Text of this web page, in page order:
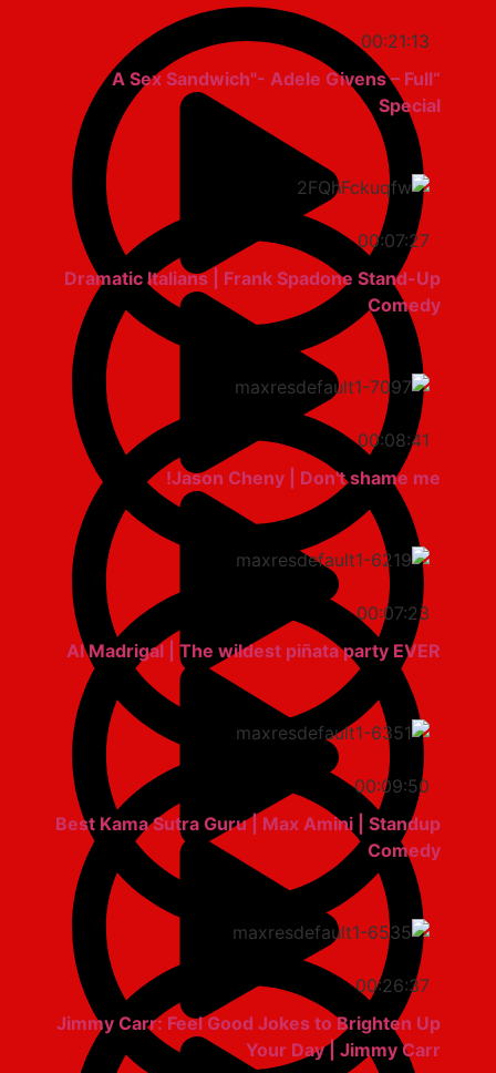
00:21:13
“A Sex Sandwich"- Adele Givens – Full
Special
00:07:27
Dramatic Italians | Frank Spadone Stand-Up
Comedy
00:08:41
Jason Cheny | Don't shame me!
00:07:23
Al Madrigal | The wildest piñata party EVER
00:09:50
Best Kama Sutra Guru | Max Amini | Standup
Comedy
00:26:37
Jimmy Carr: Feel Good Jokes to Brighten Up
Your Day | Jimmy Carr